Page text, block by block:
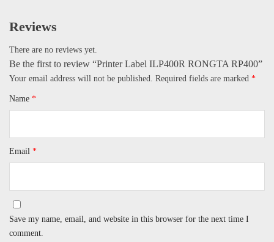
Reviews
There are no reviews yet.
Be the first to review “Printer Label ILP400R RONGTA RP400”
Your email address will not be published. Required fields are marked *
Name *
Email *
Save my name, email, and website in this browser for the next time I
comment.